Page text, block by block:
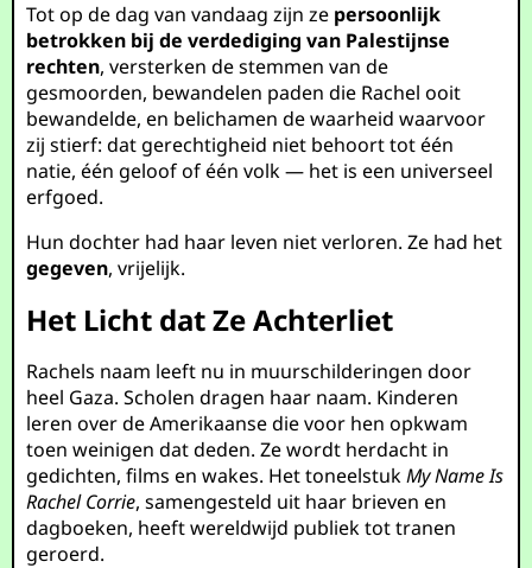
Tot op de dag van vandaag zijn ze persoonlijk
betrokken bij de verdediging van Palestijnse
rechten, versterken de stemmen van de
gesmoorden, bewandelen paden die Rachel ooit
bewandelde, en belichamen de waarheid waarvoor
zij stierf: dat gerechtigheid niet behoort tot één
natie, één geloof of één volk — het is een universeel
erfgoed.
Hun dochter had haar leven niet verloren. Ze had het
gegeven, vrijelijk.
Het Licht dat Ze Achterliet
Rachels naam leeft nu in muurschilderingen door
heel Gaza. Scholen dragen haar naam. Kinderen
leren over de Amerikaanse die voor hen opkwam
toen weinigen dat deden. Ze wordt herdacht in
gedichten, films en wakes. Het toneelstukMy Name Is
Rachel Corrie, samengesteld uit haar brieven en
dagboeken, heeft wereldwijd publiek tot tranen
geroerd.